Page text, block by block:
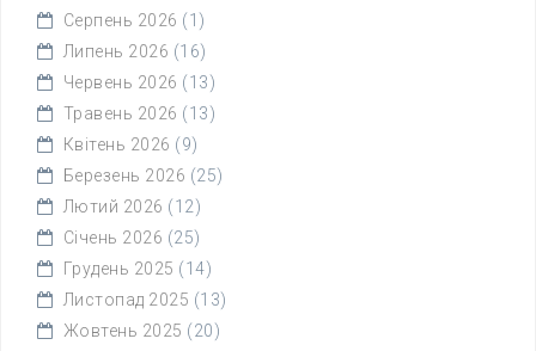
Серпень 2026 (1)
Липень 2026 (16)
Червень 2026 (13)
Травень 2026 (13)
Квітень 2026 (9)
Березень 2026 (25)
Лютий 2026 (12)
Січень 2026 (25)
Грудень 2025 (14)
Листопад 2025 (13)
Жовтень 2025 (20)